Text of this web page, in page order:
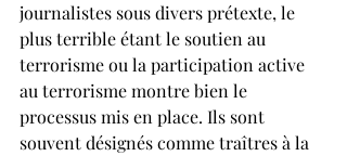
journalistes sous divers prétexte, le
plus terrible étant le soutien au
terrorisme ou la participation active
au terrorisme montre bien le
processus mis en place. Ils sont
souvent désignés comme traîtres à la